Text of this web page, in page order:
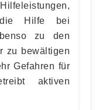
die Hilfe bei
zu den
zu bewältigen
Gefahren für
aktiven